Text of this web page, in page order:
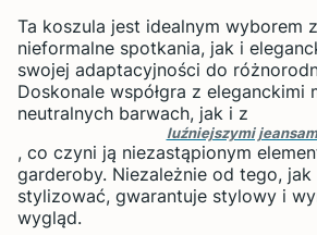
Ta koszula jest idealnym wyborem
nieformalne spotkania, jak i
swojej adaptacyjności do
Doskonale współgra z eleganckimi
neutralnych barwach, jak i z
luźniejszymi
, co czyni ją niezastąpionym
garderoby. Niezależnie od tego,
stylizować, gwarantuje stylowy i
wygląd.